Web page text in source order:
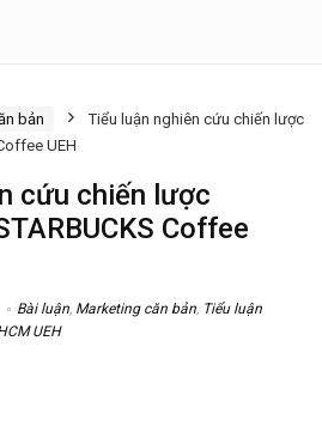
bản
Tiểu luận nghiên cứu chiến lược
UEH
cứu chiến lược
Coffee
Bài luận, Marketing căn bản, Tiểu luận
UEH